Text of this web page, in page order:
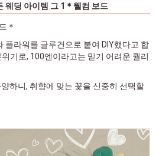
웨딩 아이템 그 1＊웰컴 보드
＊
플라워를 글루건으로 붙여 DIY했다고 합
기로, 100엔이라고는 믿기 어려운 퀄리
하니, 취향에 맞는 꽃을 신중히 선택할